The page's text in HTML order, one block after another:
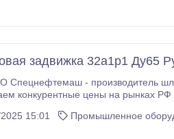
задвижка 32а1р1 Ду65
- производитель
конкурентные цены на рынках
в любой регион России и СНГ.
15:01 Промышленное